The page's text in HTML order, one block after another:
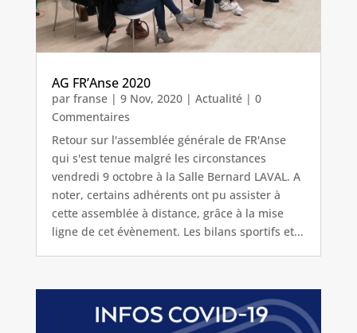
AG FR’Anse 2020
par franse| 9 Nov, 2020| Actualité| 0
Commentaires
Retour sur l'assemblée générale de FR'Anse
qui s'est tenue malgré les circonstances
vendredi 9 octobre à la Salle Bernard LAVAL. A
noter, certains adhérents ont pu assister à
cette assemblée à distance, grâce à la mise
ligne de cet évènement. Les bilans sportifs et...